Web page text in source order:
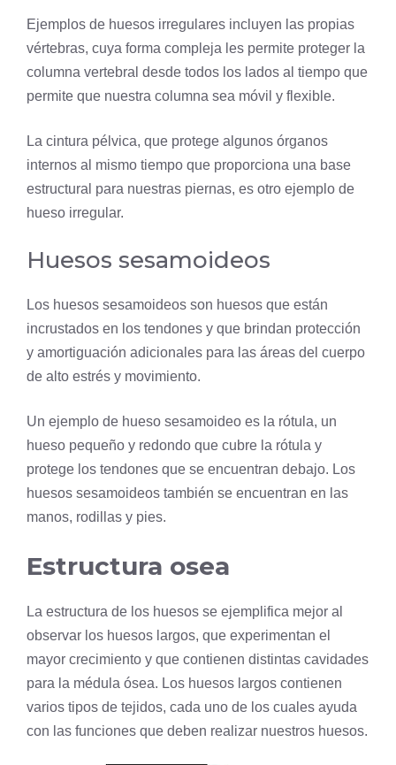
Ejemplos de huesos irregulares incluyen las propias
vértebras, cuya forma compleja les permite proteger la
columna vertebral desde todos los lados al tiempo que
permite que nuestra columna sea móvil y flexible.
La cintura pélvica, que protege algunos órganos
internos al mismo tiempo que proporciona una base
estructural para nuestras piernas, es otro ejemplo de
hueso irregular.
Huesos sesamoideos
Los huesos sesamoideos son huesos que están
incrustados en los tendones y que brindan protección
y amortiguación adicionales para las áreas del cuerpo
de alto estrés y movimiento.
Un ejemplo de hueso sesamoideo es la rótula, un
hueso pequeño y redondo que cubre la rótula y
protege los tendones que se encuentran debajo. Los
huesos sesamoideos también se encuentran en las
manos, rodillas y pies.
Estructura osea
La estructura de los huesos se ejemplifica mejor al
observar los huesos largos, que experimentan el
mayor crecimiento y que contienen distintas cavidades
para la médula ósea. Los huesos largos contienen
varios tipos de tejidos, cada uno de los cuales ayuda
con las funciones que deben realizar nuestros huesos.